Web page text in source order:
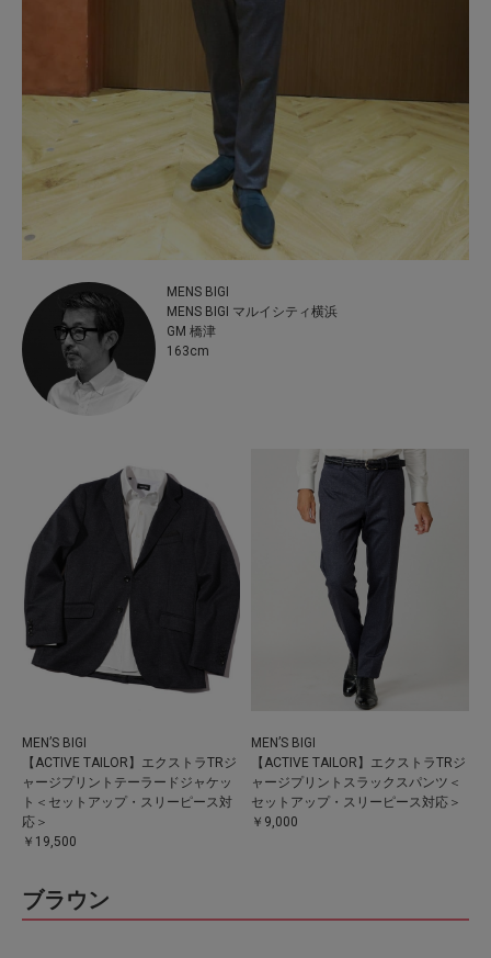
MENS BIGI
MENS BIGI マルイシティ横浜
GM 橋津
163cm
MEN’S BIGI
【ACTIVE TAILOR】エクストラTRジ
ャージプリントテーラードジャケッ
ト＜セットアップ・スリーピース対
応＞
￥19,500
MEN’S BIGI
【ACTIVE TAILOR】エクストラTRジ
ャージプリントスラックスパンツ＜
セットアップ・スリーピース対応＞
￥9,000
ブラウン